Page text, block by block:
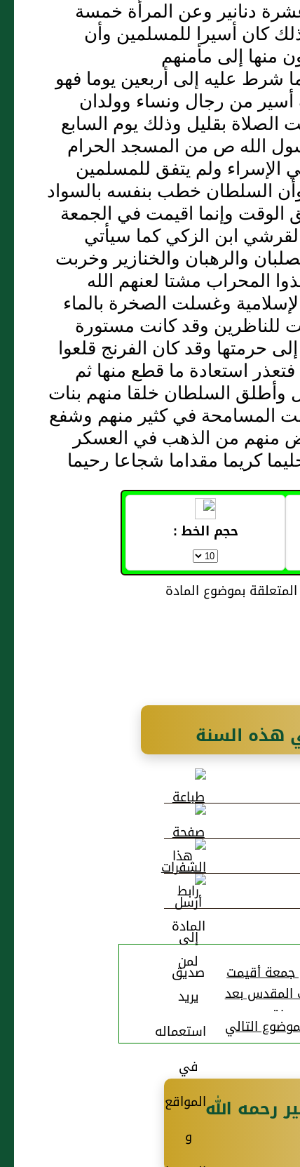
دنانير وعن المرأة خمسة
كان أسيرا للمسلمين وأن
منها إلى مأمنهم
عليه إلى أربعين يوما فهو
من رجال ونساء وولدان
بقليل وذلك يوم السابع
الله ص من المسجد الحرام
الإسراء ولم يتفق للمسلمين
وأن السلطان خطب بنفسه بالسواد
الوقت وإنما اقيمت في الجمعة
ابن الزكي كما سيأتي
والرهبان والخنازير وخربت
المحراب مشتا لعنهم الله
وغسلت الصخرة بالماء
للناظرين وقد كانت مستورة
حرمتها وقد كان الفرنج قلعوا
فتعذر استعادة ما قطع منها ثم
وأطلق السلطان خلقا منهم بنات
المسامحة في كثير منهم وشفع
منهم من الذهب في العسكر
كريما مقداما شجاعا رحيما
حجم الخط :
هذه السنة
جمعة أقيمت
المقدس بعد
فتحه
رحمه الله